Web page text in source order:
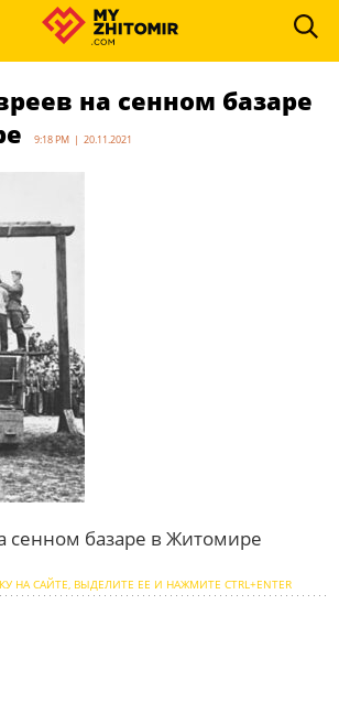
на сенном базаре
9:18 PM | 20.11.2021
сенном базаре в Житомире
НА САЙТЕ, ВЫДЕЛИТЕ ЕЕ И НАЖМИТЕ CTRL+ENTER